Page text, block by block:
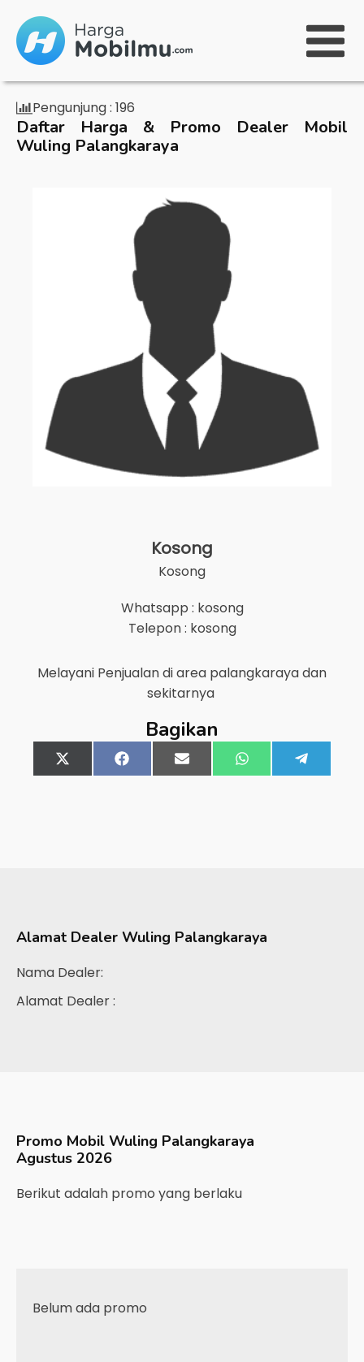
Pengunjung : 196
Daftar Harga & Promo Dealer Mobil
Wuling Palangkaraya
Kosong
Kosong
Whatsapp : kosong
Telepon : kosong
Melayani Penjualan di area palangkarayadan
sekitarnya
Bagikan
Share
on
X
(Twitter)
Share
on
FacebookShare
on
Email Share
on
WhatsApp
on
Alamat Dealer Wuling Palangkaraya
Nama Dealer:
Alamat Dealer :
Promo Mobil Wuling Palangkaraya
Agustus 2026
Berikut adalah promo yang berlaku
Belum ada promo